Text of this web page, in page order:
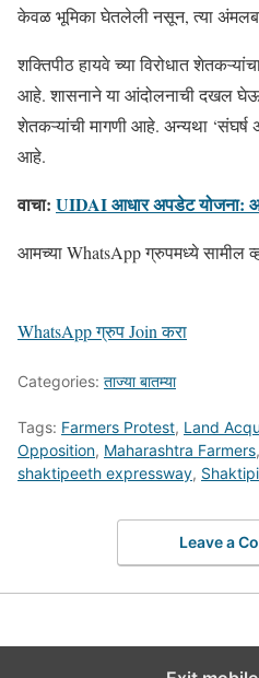
केवळ भूमिका घेतलेली नसून, त्या
शक्तिपीठ हायवे च्या विरोधात
आहे. शासनाने या आंदोलनाची दखल
शेतकऱ्यांची मागणी आहे. अन्यथा ‘संघर्ष
आहे.
वाचा: UIDAI आधार अपडेट योजना:
आमच्या WhatsApp ग्रुपमध्ये सामील
WhatsApp ग्रुप Join करा
Categories: ताज्या बातम्या
Tags: Farmers Protest, Land
Opposition, Maharashtra Farmers,
shaktipeeth expressway,
Leave a